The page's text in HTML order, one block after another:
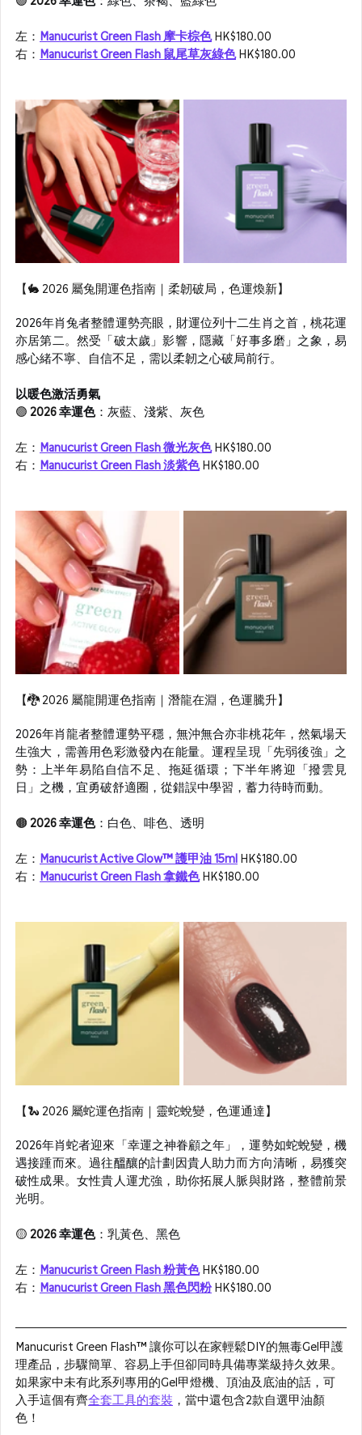
左： Manucurist Green Flash 摩卡棕色 HK$180.00
右： Manucurist Green Flash 鼠尾草灰綠色 HK$180.00
【🐇 2026 屬兔開運色指南｜柔韌破局，色運煥新】
2026年肖兔者整體運勢亮眼，財運位列十二生肖之首，桃花運
亦居第二。然受「破太歲」影響，隱藏「好事多磨」之象，易
感心緒不寧、自信不足，需以柔韌之心破局前行。
以暖色激活勇氣
🟣 2026 幸運色 ：灰藍、淺紫、灰色
左： Manucurist Green Flash 微光灰色 HK$180.00
右： Manucurist Green Flash 淡紫色HK$180.00
【🐉 2026 屬龍開運色指南｜潛龍在淵，色運騰升】
2026年肖龍者整體運勢平穩，無沖無合亦非桃花年，然氣場天
生強大，需善用色彩激發內在能量。運程呈現「先弱後強」之
勢：上半年易陷自信不足、拖延循環；下半年將迎「撥雲見
日」之機，宜勇破舒適圈，從錯誤中學習，蓄力待時而動。
🟤 2026 幸運色 ：白色、啡色、透明
左： Manucurist Active Glow™ 護甲油 15ml HK$180.00
右： Manucurist Green Flash 拿鐵色 HK$180.00
【🐍 2026 屬蛇運色指南｜靈蛇蛻變，色運通達】
2026年肖蛇者迎來「幸運之神眷顧之年」，運勢如蛇蛻變，機
遇接踵而來。過往醞釀的計劃因貴人助力而方向清晰，易獲突
破性成果。女性貴人運尤強，助你拓展人脈與財路，整體前景
光明。
🟡 2026 幸運色 ： 乳黃色、黑色
左： Manucurist Green Flash 粉黃色HK$180.00
右： Manucurist Green Flash 黑色閃粉HK$180.00
Manucurist Green Flash™ 讓你可以在家輕鬆DIY的無毒Gel甲護
理產品，步驟簡單、容易上手但卻同時具備專業級持久效果。
如果家中未有此系列專用的Gel甲燈機、頂油及底油的話，可
入手這個有齊全套工具的套裝 ，當中還包含2款自選甲油顏
色！